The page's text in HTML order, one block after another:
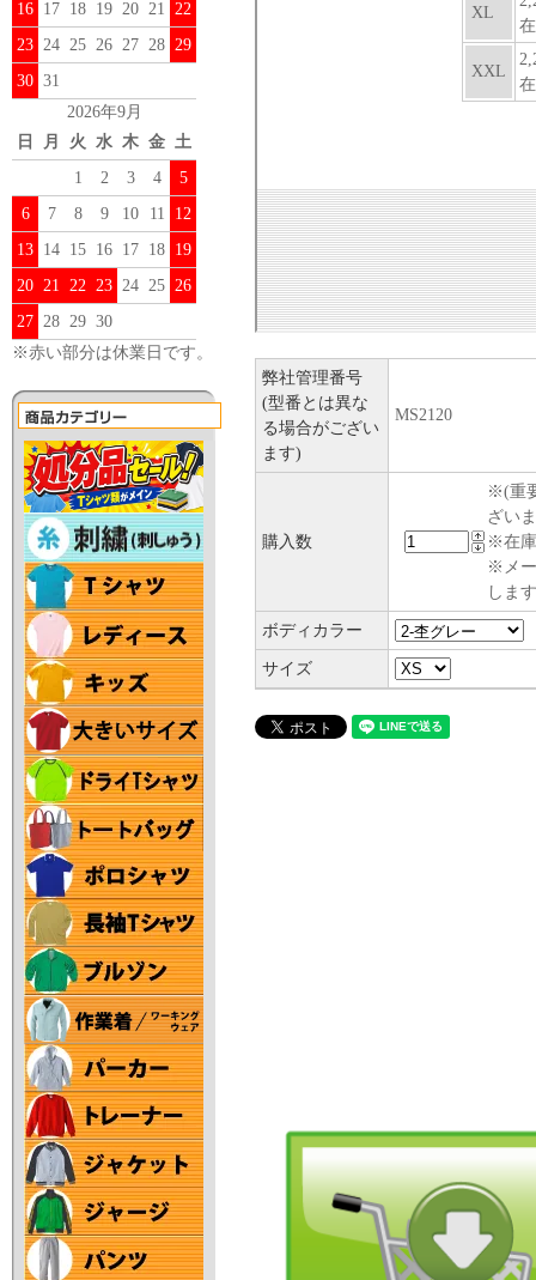
16 17 18 19 20 21 22
23 24 25 26 27 28 29
30 31
2026年9月
日
月 火 水 木 金 土
1
2 3 4
5
6
7 8 9 10 11
12
13 14 15 16 17 18 19
20 21 22 23 24 25 26
27 28 29 30
※赤い部分は休業日です。
弊社管理番号
(型番とは異な
る場合がござい
ます)
MS2120
購入数
※(重
ざい
※在庫
※メー
しま
ボディカラー
サイズ